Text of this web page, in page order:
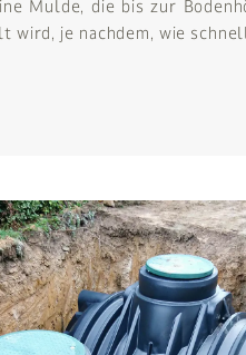
Mulde, die bis zur
wird, je nachdem, wie